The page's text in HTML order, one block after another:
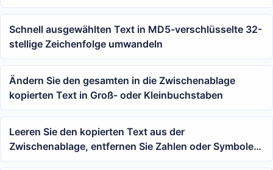
Speicherung zu erleichtern
Schnell ausgewählten Text in MD5-verschlüsselte 32-
stellige Zeichenfolge umwandeln
Ändern Sie den gesamten in die Zwischenablage
kopierten Text in Groß- oder Kleinbuchstaben
Leeren Sie den kopierten Text aus der
Zwischenablage, entfernen Sie Zahlen oder Symbole
und behalten Sie nur englische Buchstaben